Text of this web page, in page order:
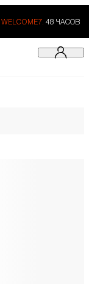
WELCOME7. 48 ЧАСОВ